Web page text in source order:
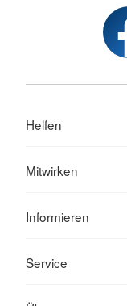
Helfen
Mitwirken
Informieren
Service